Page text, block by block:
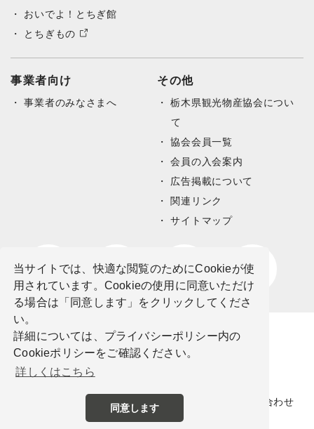
当サイトでは、快適な閲覧のためにCookieが使
用されています。Cookieの使用に同意いただけ
る場合は「同意します」をクリックしてくださ
い。
詳細については、プライバシーポリシー内の
Cookieポリシーをご確認ください。
詳しくはこちら
同意します
おいでよ！とちぎ館
とちぎもの
事業者向け
事業者のみなさまへ
その他
栃木県観光物産協会につい
て
協会会員一覧
会員の入会案内
広告掲載について
関連リンク
サイトマップ
プライバシーポリシー お問い合わせ
©公益社団法人栃木県観光物産協会